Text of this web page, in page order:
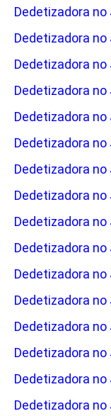
Dedetizadora
Dedetizadora
Dedetizadora
Dedetizadora no
Dedetizadora
Dedetizadora
Dedetizadora no
Dedetizadora no
Dedetizadora no
Dedetizadora
Dedetizadora no
Dedetizadora
Dedetizadora
Dedetizadora
Dedetizadora
Dedetizadora